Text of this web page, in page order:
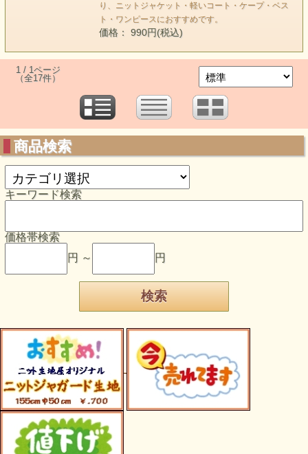
り、ニットジャケット・軽いコート・ケープ・ベス
ト・ワンピースにおすすめです。
価格： 990円(税込)
1 / 1ページ
（全17件）
商品検索
キーワード検索
価格帯検索
円 ～
円